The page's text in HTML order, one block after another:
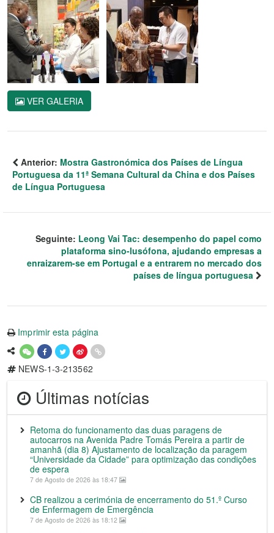
VER GALERIA
Anterior: Mostra Gastronómica dos Países de Língua
Portuguesa da 11ª Semana Cultural da China e dos Países
de Língua Portuguesa
Seguinte: Leong Vai Tac: desempenho do papel como
plataforma sino-lusófona, ajudando empresas a
enraizarem-se em Portugal e a entrarem no mercado dos
países de língua portuguesa
Imprimir esta página
NEWS-1-3-213562
Últimas notícias
Retoma do funcionamento das duas paragens de
autocarros na Avenida Padre Tomás Pereira a partir de
amanhã (dia 8) Ajustamento de localização da paragem
“Universidade da Cidade” para optimização das condições
de espera
7 de Agosto de 2026 às 18:47
CB realizou a cerimónia de encerramento do 51.º Curso
de Enfermagem de Emergência
7 de Agosto de 2026 às 18:12